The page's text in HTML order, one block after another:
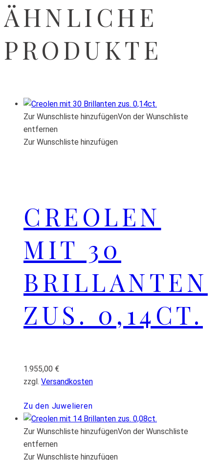
ÄHNLICHE
PRODUKTE
Zur Wunschliste hinzufügenVon der Wunschliste
entfernen
Zur Wunschliste hinzufügen
CREOLEN
MIT 30
BRILLANTEN
ZUS. 0,14CT.
1.955,00 €
zzgl. Versandkosten
Zu den Juwelieren
Zur Wunschliste hinzufügenVon der Wunschliste
entfernen
Zur Wunschliste hinzufügen